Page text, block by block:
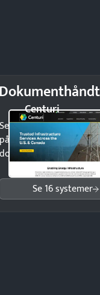
Centuri
Send kontrakter til
på minutter og mist
dokumenter.
Se 16 systemer